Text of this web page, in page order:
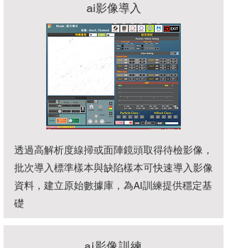
ai影像導入
透過高解析度線掃或面陣鏡頭取得待檢影像，
批次導入標準樣本與缺陷樣本可快速導入影像
資料，建立原始數據庫，為AI訓練提供穩定基
礎